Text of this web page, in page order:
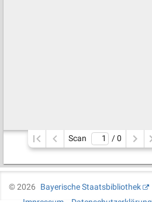
Scan / 0
©2026
Bayerische Staatsbibliothek